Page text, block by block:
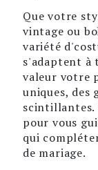
Que votre
vintage ou
variété
s'adaptent à
valeur votre
uniques, des
scintillantes.
pour vous
qui
de mariage.